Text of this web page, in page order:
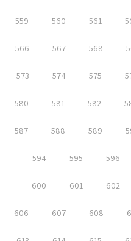
559 560 561
566 567 568
573 574 575
580 581 582
587 588 589
594 595 596
600 601 602
606 607 608